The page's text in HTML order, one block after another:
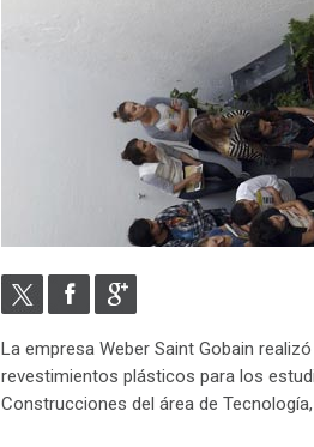
La empresa Weber Saint Gobain
revestimientos plásticos para los
Construcciones del área de